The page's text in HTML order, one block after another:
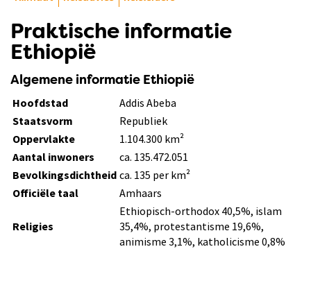
Praktische informatie
Ethiopië
Algemene informatie Ethiopië
Hoofdstad
Addis Abeba
Staatsvorm
Republiek
Oppervlakte
1.104.300 km²
Aantal inwoners
ca. 135.472.051
Bevolkingsdichtheid ca. 135 per km²
Officiële taal
Amhaars
Religies
Ethiopisch-orthodox 40,5%, islam
35,4%, protestantisme 19,6%,
animisme 3,1%, katholicisme 0,8%